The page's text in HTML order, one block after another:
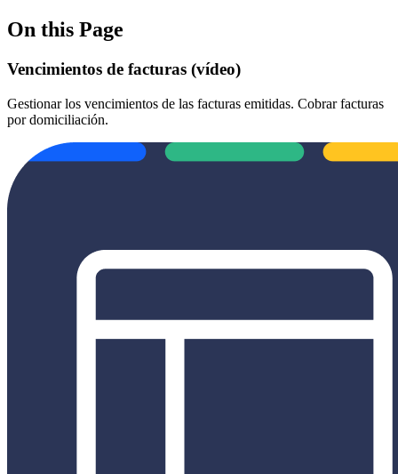
On this Page
Vencimientos de facturas (vídeo)
Gestionar los vencimientos de las facturas emitidas. Cobrar facturas
por domiciliación.